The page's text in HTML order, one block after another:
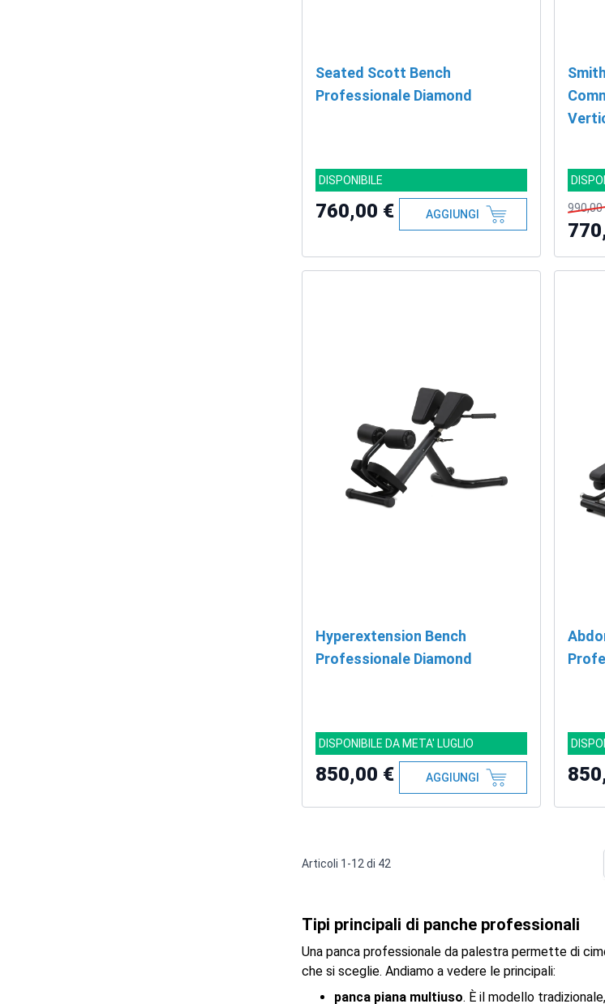
Seated Scott Bench
Professionale Diamond
DISPONIBILE
760,00 € AGGIUNGI
990,00
Hyperextension Bench
Professionale Diamond
DISPONIBILE DA META' LUGLIO
850,00 € AGGIUNGI
Articoli 1 -12di 42
Tipi principali di panche professionali
Una panca professionale da palestra permette di
che si sceglie. Andiamo a vedere le principali:
panca piana multiuso. È il modello